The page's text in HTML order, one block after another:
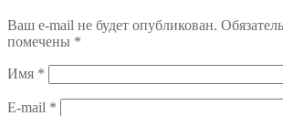
Ваш e-mail не будет опубликован.
помечены *
Имя *
E-mail *